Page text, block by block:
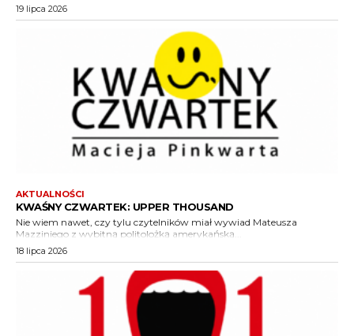
19 lipca 2026
AKTUALNOŚCI
KWAŚNY CZWARTEK: UPPER THOUSAND
Nie wiem nawet, czy tylu czytelników miał wywiad Mateusza
Mazziniego z wybitną politolożką amerykańską...
18 lipca 2026